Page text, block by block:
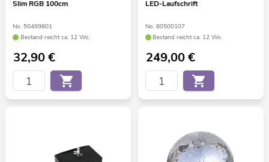
Slim RGB 100cm
No. 50499801
Bestand reicht ca. 12 Wo.
32,90€
LED-Laufschrift
No. 80500107
Bestand reicht ca. 12 Wo.
249,00€